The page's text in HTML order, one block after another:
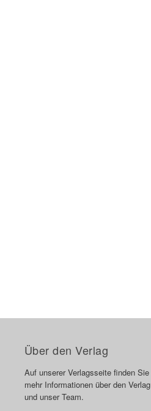
Über den Verlag
Auf unserer Verlagsseite finden Sie
mehr Informationen über den Verlag
und unser Team.